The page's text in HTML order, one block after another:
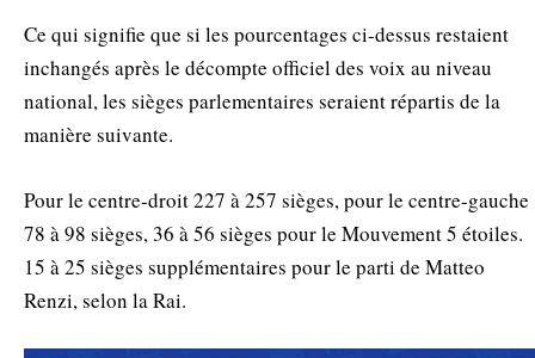
Ce qui signifie que si les pourcentages ci-dessus restaient
inchangés après le décompte officiel des voix au niveau
national, les sièges parlementaires seraient répartis de la
manière suivante.
Pour le centre-droit 227 à 257 sièges, pour le centre-gauche
78 à 98 sièges, 36 à 56 sièges pour le Mouvement 5 étoiles.
15 à 25 sièges supplémentaires pour le parti de Matteo
Renzi, selon la Rai.